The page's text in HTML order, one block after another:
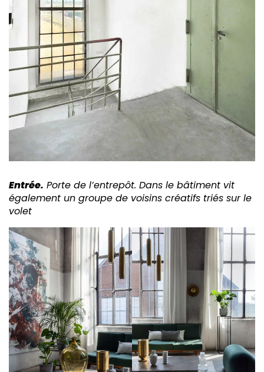
Entrée. Porte de l’entrepôt. Dans le bâtiment vit
également un groupe de voisins créatifs triés sur le
volet